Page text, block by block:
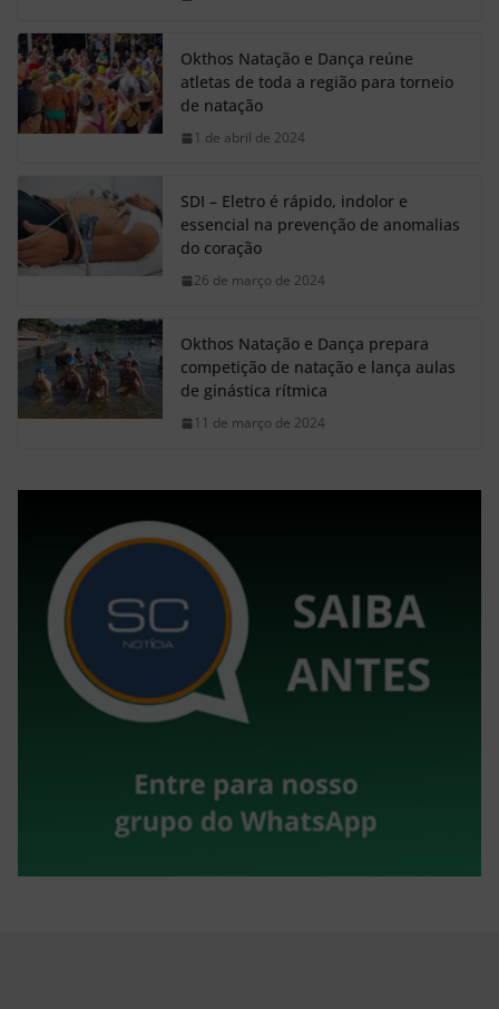
Okthos Natação e Dança reúne
atletas de toda a região para torneio
de natação
1 de abril de 2024
SDI – Eletro é rápido, indolor e
essencial na prevenção de anomalias
do coração
26 de março de 2024
Okthos Natação e Dança prepara
competição de natação e lança aulas
de ginástica rítmica
11 de março de 2024